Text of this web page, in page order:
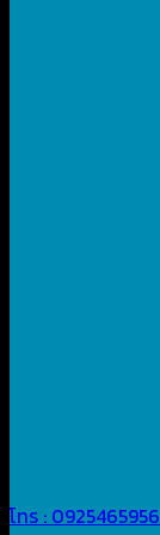
โทร : 0925465956